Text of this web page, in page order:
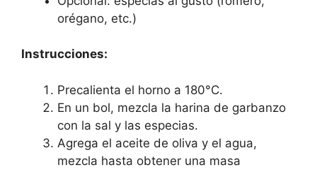
orégano, etc.)
Instrucciones:
Precalienta el horno a 180°C.
En un bol, mezcla la harina de garbanzo
con la sal y las especias.
Agrega el aceite de oliva y el agua,
mezcla hasta obtener una masa